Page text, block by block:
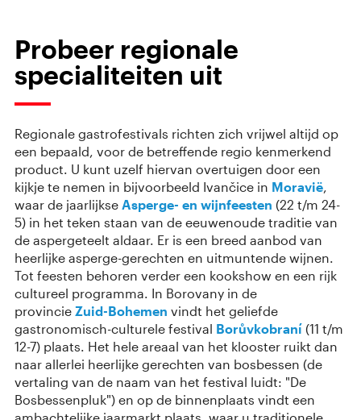
Probeer regionale
specialiteiten uit
Regionale gastrofestivals richten zich vrijwel altijd op
een bepaald, voor de betreffende regio kenmerkend
product. U kunt uzelf hiervan overtuigen door een
kijkje te nemen in bijvoorbeeld Ivančice in Moravië,
waar de jaarlijkse Asperge- en wijnfeesten (22 t/m 24-
5) in het teken staan van de eeuwenoude traditie van
de aspergeteelt aldaar. Er is een breed aanbod van
heerlijke asperge-gerechten en uitmuntende wijnen.
Tot feesten behoren verder een kookshow en een rijk
cultureel programma. In Borovany in de
provincie Zuid-Bohemen vindt het geliefde
gastronomisch-culturele festival Borůvkobraní (11 t/m
12-7) plaats. Het hele areaal van het klooster ruikt dan
naar allerlei heerlijke gerechten van bosbessen (de
vertaling van de naam van het festival luidt: "De
Bosbessenpluk") en op de binnenplaats vindt een